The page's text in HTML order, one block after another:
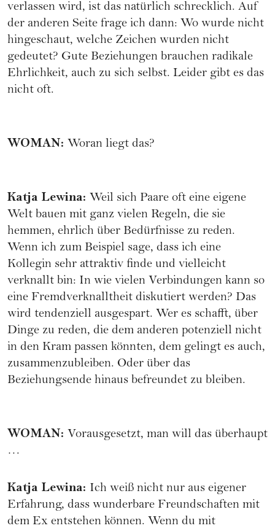
verlassen wird, ist das natürlich schrecklich. Auf
der anderen Seite frage ich dann: Wo wurde nicht
hingeschaut, welche Zeichen wurden nicht
gedeutet? Gute Beziehungen brauchen radikale
Ehrlichkeit, auch zu sich selbst. Leider gibt es das
nicht oft.
WOMAN: Woran liegt das?
Katja Lewina: Weil sich Paare oft eine eigene
Welt bauen mit ganz vielen Regeln, die sie
hemmen, ehrlich über Bedürfnisse zu reden.
Wenn ich zum Beispiel sage, dass ich eine
Kollegin sehr attraktiv finde und vielleicht
verknallt bin: In wie vielen Verbindungen kann so
eine Fremdverknalltheit diskutiert werden? Das
wird tendenziell ausgespart. Wer es schafft, über
Dinge zu reden, die dem anderen potenziell nicht
in den Kram passen könnten, dem gelingt es auch,
zusammenzubleiben. Oder über das
Beziehungsende hinaus befreundet zu bleiben.
WOMAN: Vorausgesetzt, man will das überhaupt
…
Katja Lewina: Ich weiß nicht nur aus eigener
Erfahrung, dass wunderbare Freundschaften mit
dem Ex entstehen können. Wenn du mit